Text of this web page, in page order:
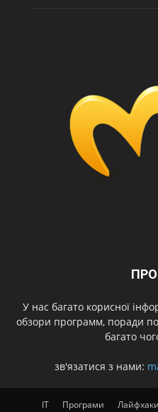
У нас багато корисної
обзори программ, поради
багато
зв'язатися з нами:
IT Програми Лайфхаки